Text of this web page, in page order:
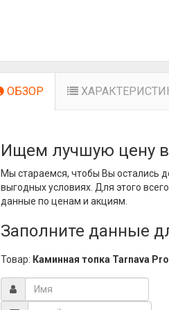
ОБЗОР
Ищем лучшую цену
Мы стараемся, чтобы Вы остались
выгодных условиях. Для этого
данные по ценам и акциям.
Заполните данные
Товар: Каминная топка Tarnava